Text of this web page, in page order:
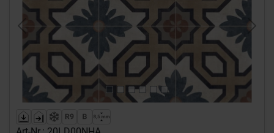
Previous Next